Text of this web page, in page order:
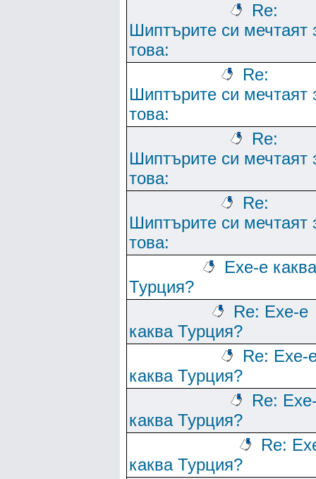
Re:
Шиптърите си мечтаят
това:
Re:
Шиптърите си мечтаят
това:
Re:
Шиптърите си мечтаят
това:
Re:
Шиптърите си мечтаят
това:
Ехе-е каква
Турция?
Re: Ехе-е
каква Турция?
Re: Ехе-
каква Турция?
Re:
каква Турция?
Re:
каква Турция?